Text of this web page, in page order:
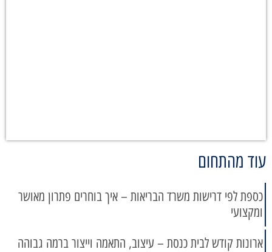
עוד מהתחום
כספת לפי דרישות משרד הבריאות – איך בוחרים פתרון מאושר
ומקצועי
ארונות קודש לבית כנסת – עיצוב, התאמה וייצור ברמה גבוהה